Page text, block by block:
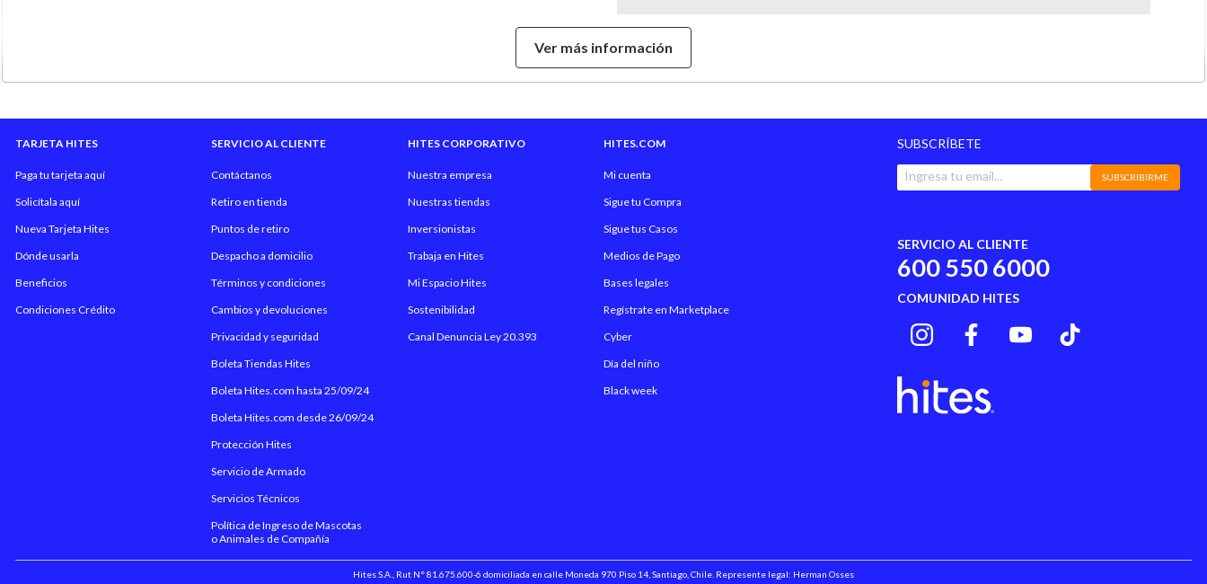
Batería 6000
6 meses
Ver más información
TARJETA HITES
Paga tu tarjeta aquí
Solicítala aquí
Nueva Tarjeta Hites
Dónde usarla
Beneficios
Condiciones Crédito
SERVICIO AL CLIENTE
Contáctanos
Retiro en tienda
Puntos de retiro
Despacho a domicilio
Términos y condiciones
Cambios y devoluciones
Privacidad y seguridad
Boleta Tiendas Hites
Boleta Hites.com hasta 25/09/24
Boleta Hites.com desde 26/09/24
Protección Hites
Servicio de Armado
Servicios Técnicos
Política de Ingreso de Mascotas
o Animales de Compañía
HITES CORPORATIVO
Nuestra empresa
Nuestras tiendas
Inversionistas
Trabaja en Hites
Mi Espacio Hites
Sostenibilidad
Canal Denuncia Ley 20.393
HITES.COM
Mi cuenta
Sigue tu Compra
Sigue tus Casos
Medios de Pago
Bases legales
Regístrate en Marketplace
Cyber
Día del niño
Black week
SUBSCRÍBETE
SUBSCRIBIRME
SERVICIO AL CLIENTE
600 550 6000
COMUNIDAD HITES
Hites S.A., Rut N° 81.675.600-6 domiciliada en calle Moneda 970 Piso 14, Santiago, Chile. Represente legal: Herman Osses